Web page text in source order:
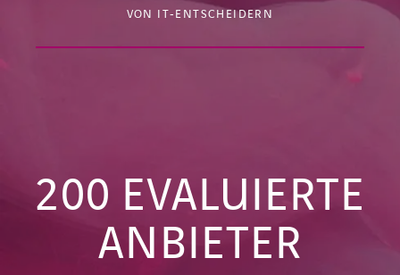
VON IT‑ENTSCHEIDERN
200 EVALUIERTE
ANBIETER